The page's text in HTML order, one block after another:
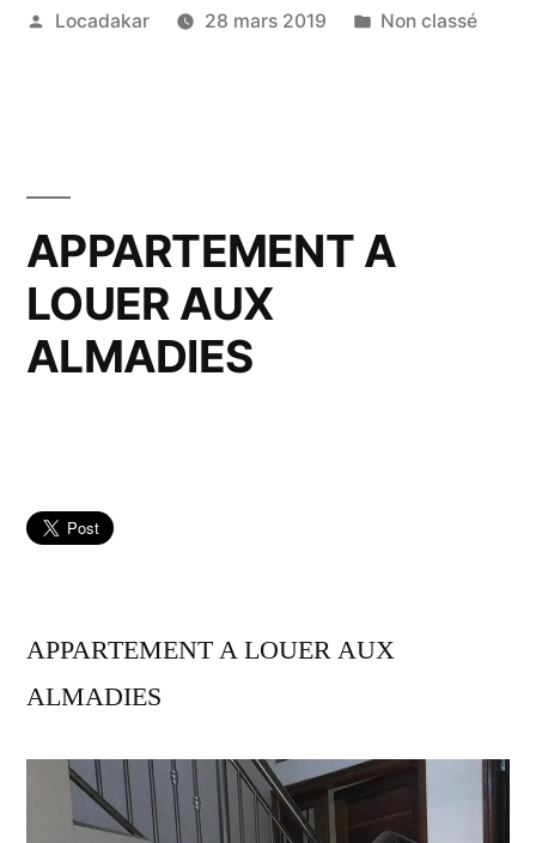
Publié
Locadakar 28 mars 2019
Publié
Non classé
APPARTEMENT A
LOUER AUX
ALMADIES
APPARTEMENT A LOUER AUX
ALMADIES